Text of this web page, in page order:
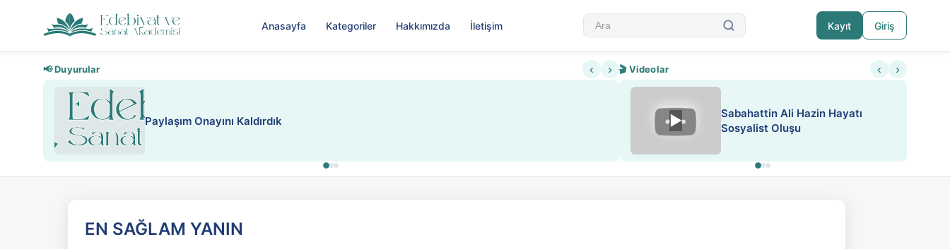
Anasayfa Kategoriler Hakkımızda İletişim Kayıt Giriş
📢 Duyurular ‹ ›
Paylaşım Onayını Kaldırdık Nadir içeriklere kısıtlama ve kredi sistemi
🎬 Videolar ‹ ›
▶
Sabahattin Ali Hazin Hayatı
Sosyalist Oluşu
EN SAĞLAM YANIN